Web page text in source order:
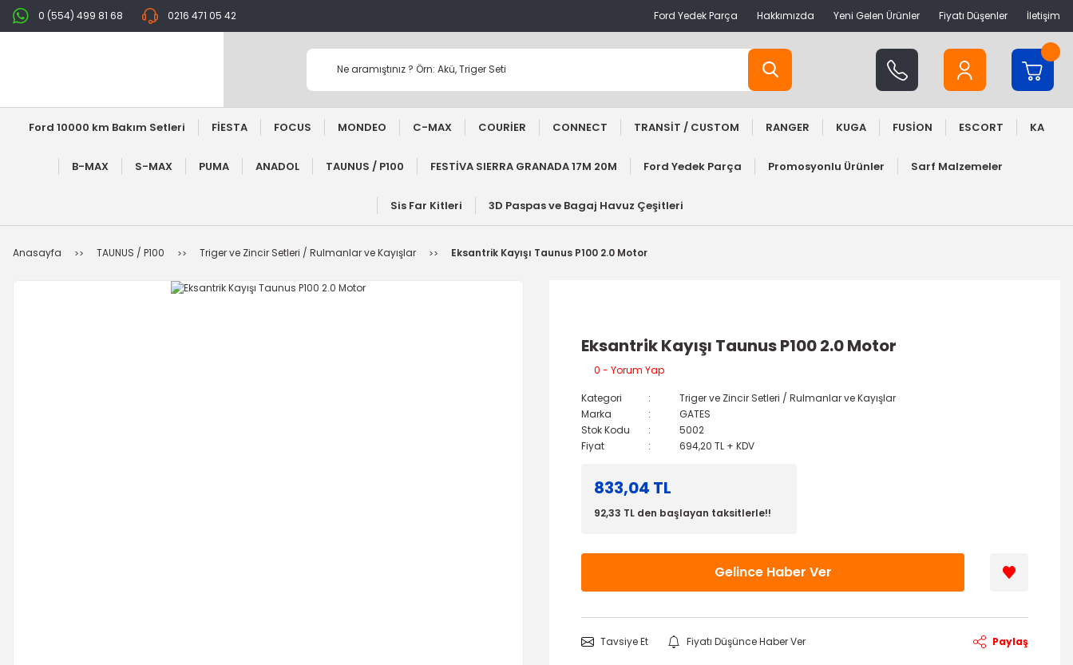
0 (554) 499 81 68 0216 471 05 42 Ford Yedek Parça Hakkımızda Yeni Gelen Ürünler Fiyatı Düşenler İletişim
Ford 10000 km Bakım Setleri FİESTA FOCUS MONDEO C-MAX COURİER CONNECT TRANSİT / CUSTOM RANGER KUGA FUSİON ESCORT KA
B-MAX S-MAX PUMA ANADOL TAUNUS / P100 FESTİVA SIERRA GRANADA 17M 20M Ford Yedek Parça Promosyonlu Ürünler Sarf Malzemeler
Sis Far Kitleri 3D Paspas ve Bagaj Havuz Çeşitleri
Anasayfa TAUNUS / P100 Triger ve Zincir Setleri / Rulmanlar ve Kayışlar Eksantrik Kayışı Taunus P100 2.0 Motor
Eksantrik Kayışı Taunus P100 2.0 Motor
0 - Yorum Yap
Kategori
Triger ve Zincir Setleri / Rulmanlar ve Kayışlar
Marka
GATES
Stok Kodu
5002
Fiyat
694,20 TL + KDV
833,04 TL
92,33 TL den başlayan taksitlerle!!
Gelince Haber Ver
Tavsiye Et Fiyatı Düşünce Haber Ver Paylaş